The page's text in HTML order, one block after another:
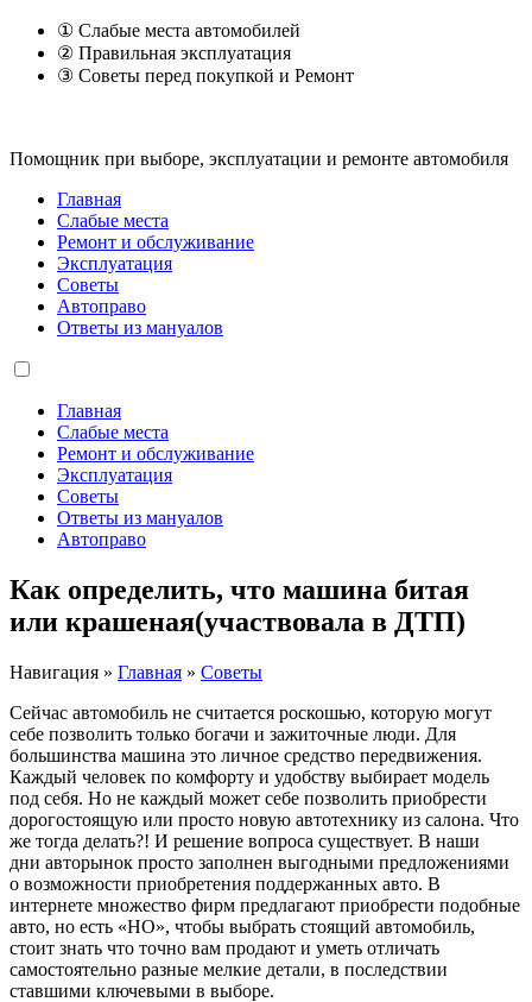
① Слабые места автомобилей
② Правильная эксплуатация
③ Советы перед покупкой и Ремонт
Помощник при выборе, эксплуатации и ремонте автомобиля
Главная
Слабые места
Ремонт и обслуживание
Эксплуатация
Советы
Автоправо
Ответы из мануалов
Главная
Слабые места
Ремонт и обслуживание
Эксплуатация
Советы
Ответы из мануалов
Автоправо
Как определить, что машина битая
или крашеная(участвовала в ДТП)
Навигация » Главная » Советы
Сейчас автомобиль не считается роскошью, которую могут
себе позволить только богачи и зажиточные люди. Для
большинства машина это личное средство передвижения.
Каждый человек по комфорту и удобству выбирает модель
под себя. Но не каждый может себе позволить приобрести
дорогостоящую или просто новую автотехнику из салона. Что
же тогда делать?! И решение вопроса существует. В наши
дни авторынок просто заполнен выгодными предложениями
о возможности приобретения поддержанных авто. В
интернете множество фирм предлагают приобрести подобные
авто, но есть «НО», чтобы выбрать стоящий автомобиль,
стоит знать что точно вам продают и уметь отличать
самостоятельно разные мелкие детали, в последствии
ставшими ключевыми в выборе.